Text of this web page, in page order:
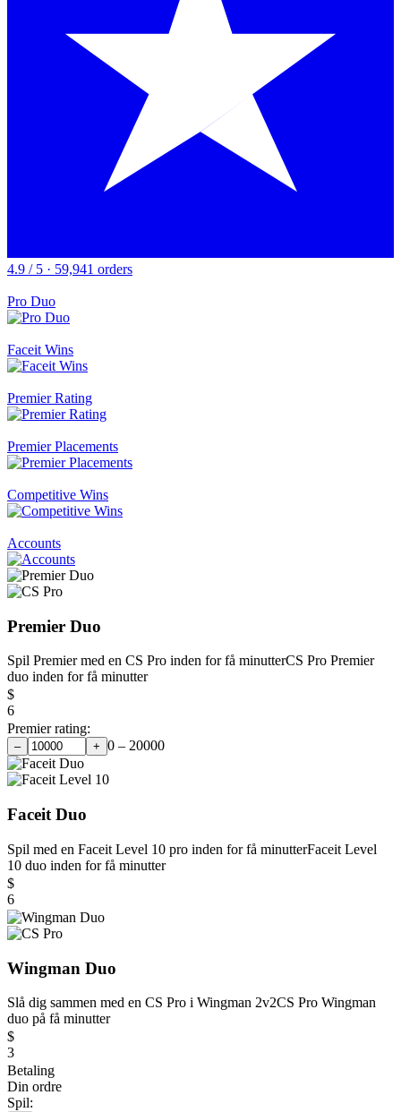
4.9 / 5 · 59,941 orders
Pro Duo
Faceit Wins
Premier Rating
Premier Placements
Competitive Wins
Accounts
Premier Duo
Spil Premier med en CS Pro inden for få minutterCS Pro Premier
duo inden for få minutter
$
6
Premier rating:
– + 0 – 20000
Faceit Duo
Spil med en Faceit Level 10 pro inden for få minutterFaceit Level
10 duo inden for få minutter
$
6
Wingman Duo
Slå dig sammen med en CS Pro i Wingman 2v2CS Pro Wingman
duo på få minutter
$
3
Betaling
Din ordre
Spil: